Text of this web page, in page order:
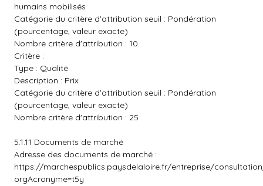
humains mobilisés
Catégorie du critère d'attribution seuil : Pondération
(pourcentage, valeur exacte)
Nombre critère d'attribution : 10
Critère :
Type : Qualité
Description : Prix
Catégorie du critère d'attribution seuil : Pondération
(pourcentage, valeur exacte)
Nombre critère d'attribution : 25
5.1.11 Documents de marché
Adresse des documents de marché :
https://marchespublics.paysdelaloire.fr/entreprise/
orgAcronyme=t5y